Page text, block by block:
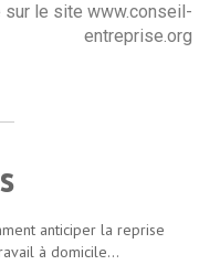
sur le site www.conseil-
entreprise.org
anticiper la reprise
à domicile…